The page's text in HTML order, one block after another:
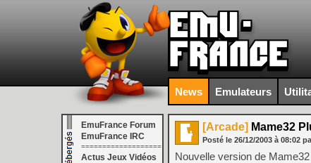
News Emulateurs
EmuFrance Forum
EmuFrance IRC
===================
Actus Jeux Vidéos
[Arcade] Mame32
Posté le 26/12/2003 à 08:02
Nouvelle version de